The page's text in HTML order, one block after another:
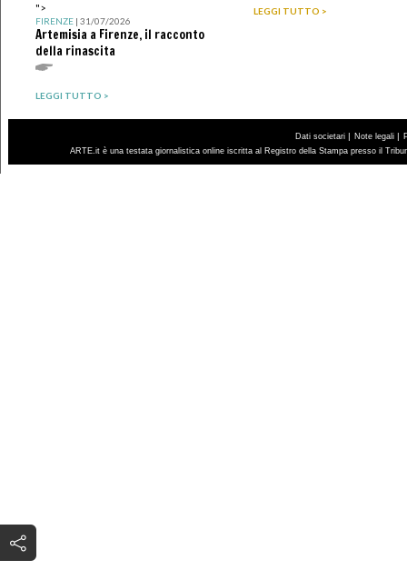
">
FIRENZE| 31/07/2026
Artemisia a Firenze, il racconto
della rinascita
LEGGI TUTTO >
LEGGI TUTTO >
Dati societari | Note legali |
ARTE.it è una testata giornalistica online iscritta al Registro della Stampa presso il